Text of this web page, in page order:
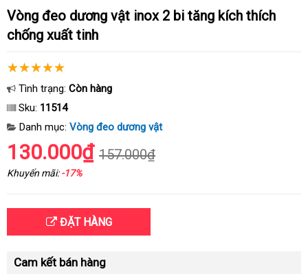
Vòng đeo dương vật inox 2 bi tăng kích thích
chống xuất tinh
Tình trạng: Còn hàng
Sku: 11514
Danh mục: Vòng đeo dương vật
130.000₫ 157.000₫
Khuyến mãi:-17%
ĐẶT HÀNG
Cam kết bán hàng